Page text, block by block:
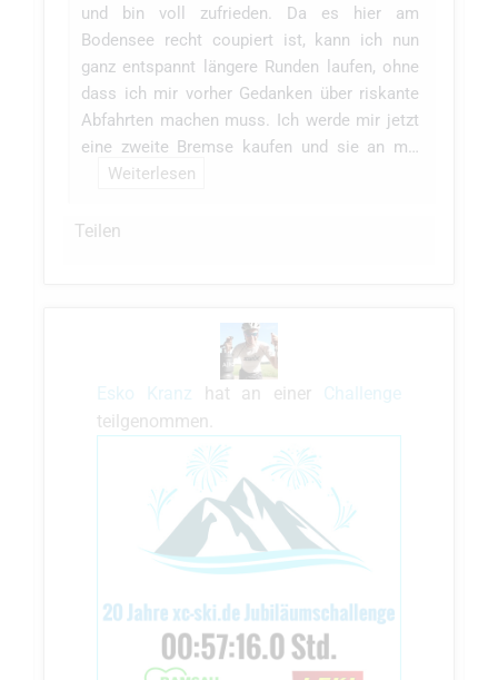
und bin voll zufrieden. Da es hier am
Bodensee recht coupiert ist, kann ich nun
ganz entspannt längere Runden laufen, ohne
dass ich mir vorher Gedanken über riskante
Abfahrten machen muss. Ich werde mir jetzt
eine zweite Bremse kaufen und sie an m…
Weiterlesen
Teilen
Esko Kranz hat an einer Challenge
teilgenommen.